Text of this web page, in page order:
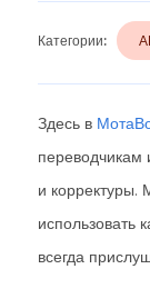
Категории:
Здесь в
переводчикам
и корректуры.
использовать
всегда